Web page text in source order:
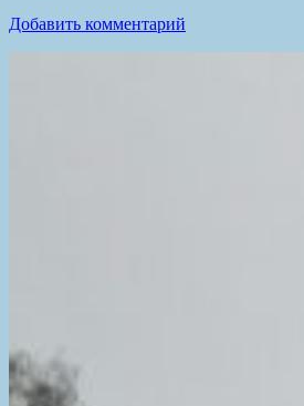
Добавить комментарий